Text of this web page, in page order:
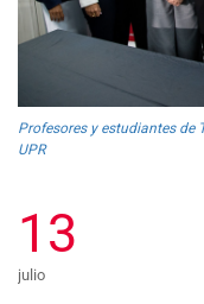
Profesores y estudiantes de
UPR
13
julio